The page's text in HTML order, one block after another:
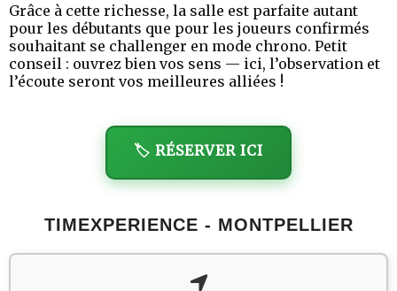
Grâce à cette richesse, la salle est parfaite autant
pour les débutants que pour les joueurs confirmés
souhaitant se challenger en mode chrono. Petit
conseil : ouvrez bien vos sens — ici, l’observation et
l’écoute seront vos meilleures alliées !
🏷️ RÉSERVER ICI
TIMEXPERIENCE - MONTPELLIER